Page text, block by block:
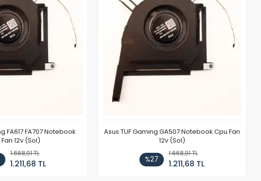
FA617 FA707 Notebook
12v (Sol)
1.668,91 TL
1.211,68 TL
Asus TUF Gaming GA507 Notebook Cpu Fan
12v (Sol)
%27
1.668,91 TL
1.211,68 TL